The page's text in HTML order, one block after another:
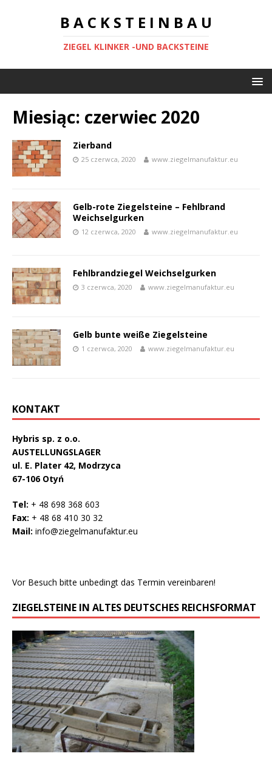
B A C K S T E I N B A U
ZIEGEL KLINKER -UND BACKSTEINE
Miesiąc: czerwiec 2020
Zierband
25 czerwca, 2020 www.ziegelmanufaktur.eu
Gelb-rote Ziegelsteine – Fehlbrand
Weichselgurken
12 czerwca, 2020 www.ziegelmanufaktur.eu
Fehlbrandziegel Weichselgurken
3 czerwca, 2020 www.ziegelmanufaktur.eu
Gelb bunte weiße Ziegelsteine
1 czerwca, 2020 www.ziegelmanufaktur.eu
KONTAKT
Hybris sp. z o.o.
AUSTELLUNGSLAGER
ul. E. Plater 42, Modrzyca
67-106 Otyń
Tel: + 48 698 368 603
Fax: + 48 68 410 30 32
Mail: info@ziegelmanufaktur.eu
Vor Besuch bitte unbedingt das Termin vereinbaren!
ZIEGELSTEINE IN ALTES DEUTSCHES REICHSFORMAT